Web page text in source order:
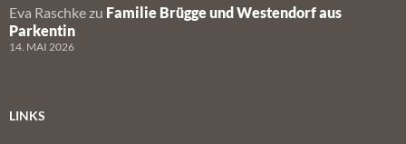
Eva Raschke zu Familie Brügge und Westendorf aus
Parkentin
14. MAI 2026
LINKS